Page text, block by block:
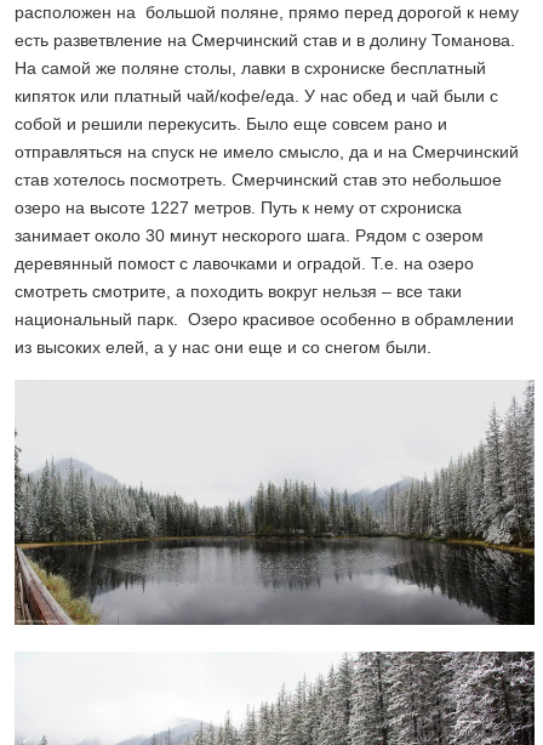
расположен на большой поляне, прямо перед дорогой к нему
есть разветвление на Смерчинский став и в долину Томанова.
На самой же поляне столы, лавки в схрониске бесплатный
кипяток или платный чай/кофе/еда. У нас обед и чай были с
собой и решили перекусить. Было еще совсем рано и
отправляться на спуск не имело смысло, да и на Смерчинский
став хотелось посмотреть. Смерчинский став это небольшое
озеро на высоте 1227 метров. Путь к нему от схрониска
занимает около 30 минут нескорого шага. Рядом с озером
деревянный помост с лавочками и оградой. Т.е. на озеро
смотреть смотрите, а походить вокруг нельзя – все таки
национальный парк. Озеро красивое особенно в обрамлении
из высоких елей, а у нас они еще и со снегом были.